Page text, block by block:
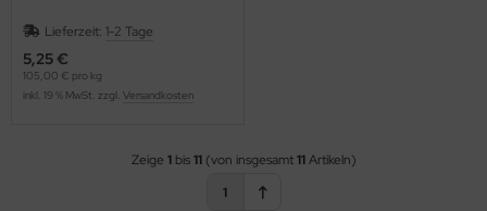
Lieferzeit: 1-2 Tage
5,25 €
105,00 € pro kg
inkl. 19 % MwSt. zzgl. Versandkosten
Zeige 1bis11(von insgesamt11Artikeln)
1